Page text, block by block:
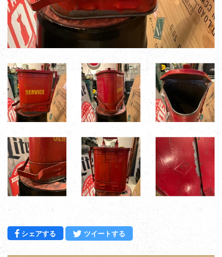
シェアする Facebookでシェアする
ツイートする